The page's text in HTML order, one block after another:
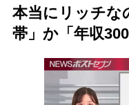
本当にリッチな
帯」か「年収